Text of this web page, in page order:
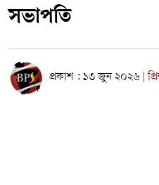
সভাপতি
প্রকাশ : ১৩ জুন ২০২৬